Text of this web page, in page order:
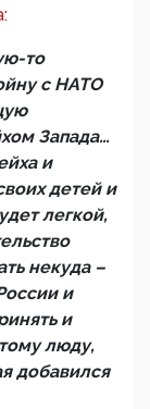
то
с НАТО
Запада…
и
детей и
легкой,
некуда –
и
и
люду,
добавился